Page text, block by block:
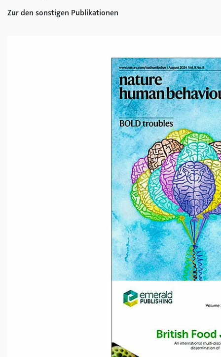
Zur den sonstigen Publikationen